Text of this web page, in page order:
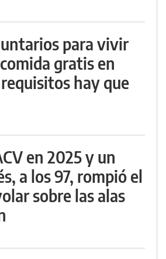
para vivir
gratis en
hay que
en 2025 y un
a los 97, rompió el
sobre las alas